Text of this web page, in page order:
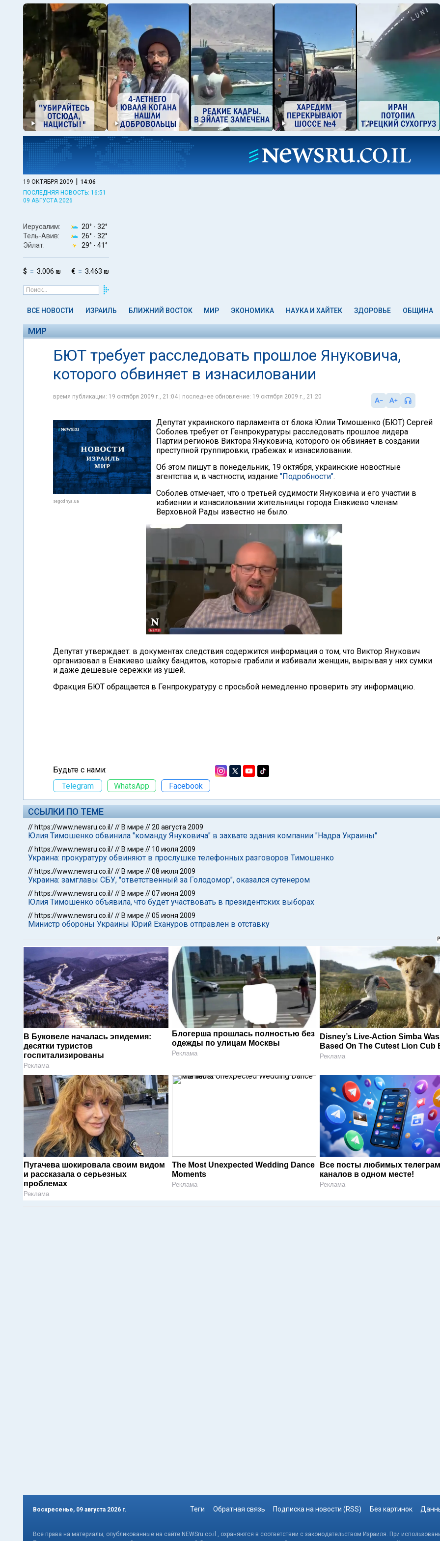
19 ОКТЯБРЯ 2009 | 14:06
ПОСЛЕДНЯЯ НОВОСТЬ: 16:51
09 АВГУСТА 2026
Иерусалим: 20° - 32°
Тель-Авив:
26° - 32°
Эйлат:
29° - 41°
$ 3.006 ₪ € 3.463 ₪
ВСЕ НОВОСТИ ИЗРАИЛЬ БЛИЖНИЙ ВОСТОК МИР ЭКОНОМИКА НАУКА И ХАЙТЕК ЗДОРОВЬЕ ОБЩИНА
МИР
БЮТ требует расследовать прошлое Януковича,
которого обвиняет в изнасиловании
время публикации: 19 октября 2009 г., 21:04 | последнее обновление: 19 октября 2009 г., 21:20
segodnya.ua
Депутат украинского парламента от блока Юлии Тимошенко (БЮТ) Сергей
Соболев требует от Генпрокуратуры расследовать прошлое лидера
Партии регионов Виктора Януковича, которого он обвиняет в создании
преступной группировки, грабежах и изнасиловании.
Об этом пишут в понедельник, 19 октября, украинские новостные
агентства и, в частности, издание "Подробности".
Соболев отмечает, что о третьей судимости Януковича и его участии в
избиении и изнасиловании жительницы города Енакиево членам
Верховной Рады известно не было.
Депутат утверждает: в документах следствия содержится информация о том, что Виктор Янукович
организовал в Енакиево шайку бандитов, которые грабили и избивали женщин, вырывая у них сумки
и даже дешевые сережки из ушей.
Фракция БЮТ обращается в Генпрокуратуру с просьбой немедленно проверить эту информацию.
Будьте с нами:
Telegram
WhatsApp Facebook
ССЫЛКИ ПО ТЕМЕ
// https://www.newsru.co.il/// В мире //20 августа 2009
Юлия Тимошенко обвинила "команду Януковича" в захвате здания компании "Надра Украины"
// https://www.newsru.co.il/// В мире // 10 июля 2009
Украина: прокуратуру обвиняют в прослушке телефонных разговоров Тимошенко
// https://www.newsru.co.il/// В мире //08 июля 2009
Украина: замглавы СБУ, "ответственный за Голодомор", оказался сутенером
// https://www.newsru.co.il/// В мире //07 июня 2009
Юлия Тимошенко объявила, что будет участвовать в президентских выборах
// https://www.newsru.co.il/// В мире //05 июня 2009
Министр обороны Украины Юрий Ехануров отправлен в отставку
В Буковеле началась эпидемия:
десятки туристов
госпитализированы
Реклама
Блогерша прошлась полностью без
одежды по улицам Москвы
Реклама
Disney’s Live-Action Simba Was
Based On The Cutest Lion Cub
Реклама
Пугачева шокировала своим видом
и рассказала о серьезных
проблемах
Реклама
The Most Unexpected Wedding Dance
Moments
Реклама
Все посты любимых
каналов в одном месте!
Реклама
Воскресенье, 09 августа 2026 г. Теги Обратная связь Подписка на новости (RSS) Без картинок
Все права на материалы, опубликованные на сайте NEWSru.co.il , охраняются в соответствии с законодательством Израиля. При